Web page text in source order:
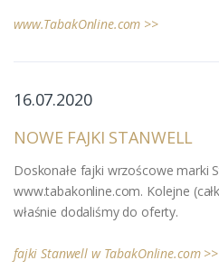
www.TabakOnline.com >>
16.07.2020
NOWE FAJKI STANWELL
Doskonałe fajki wrzoścowe marki
www.tabakonline.com. Kolejne
właśnie dodaliśmy do oferty.
fajki Stanwell w TabakOnline.com >>